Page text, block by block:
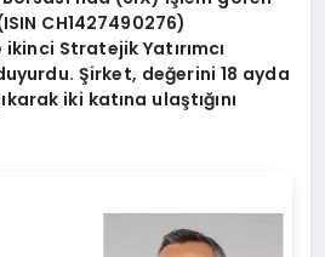
CH1427490276)
Stratejik Yatırımcı
Şirket, değerini 18 ayda
iki katına ulaştığını